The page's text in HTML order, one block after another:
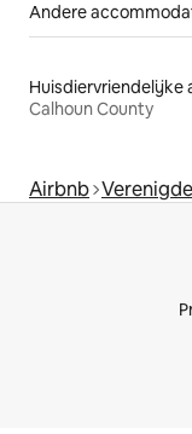
Andere
Calhoun County
Airbnb